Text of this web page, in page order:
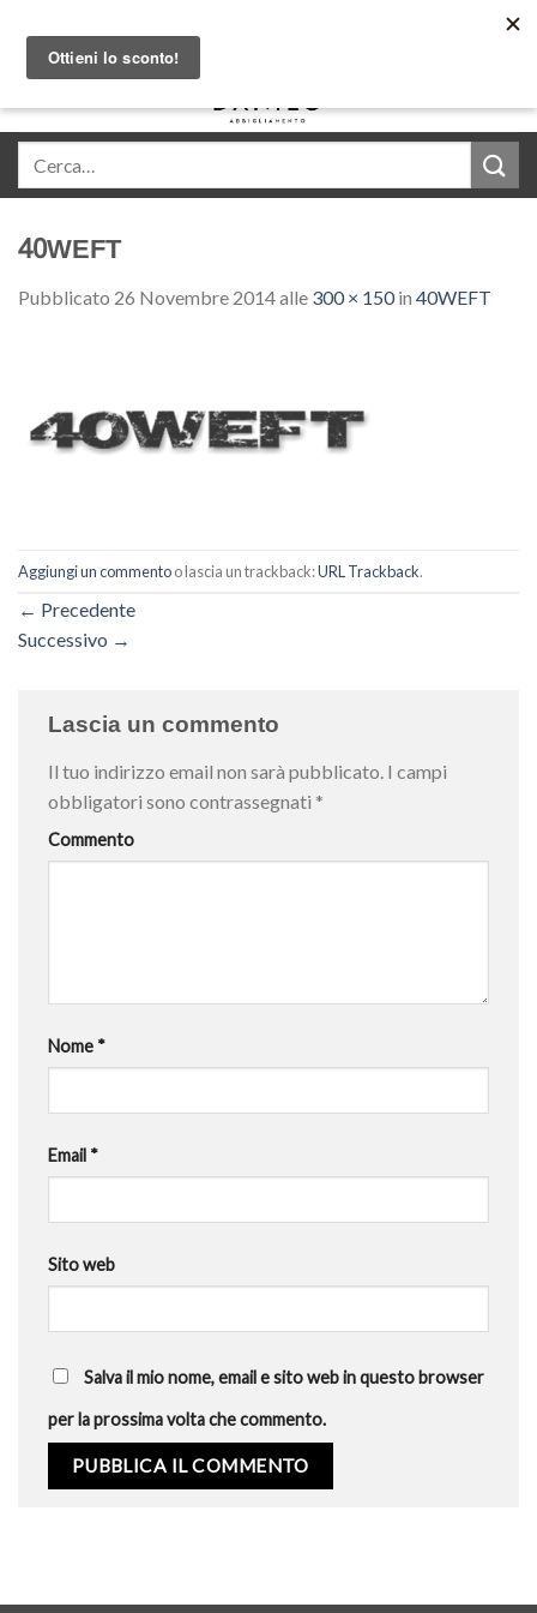
content
40WEFT
Pubblicato 26 Novembre 2014alle 300 × 150in 40WEFT
Aggiungi un commentoo lascia un trackback:URL Trackback.
← Precedente
Successivo →
Lascia un commento
Il tuo indirizzo email non sarà pubblicato. I campi
obbligatori sono contrassegnati *
Commento
Nome *
Email *
Sito web
Salva il mio nome, email e sito web in questo browser
per la prossima volta che commento.